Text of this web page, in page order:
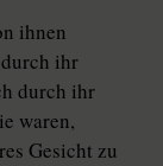
ihnen
ihr
durch ihr
waren,
Gesicht zu